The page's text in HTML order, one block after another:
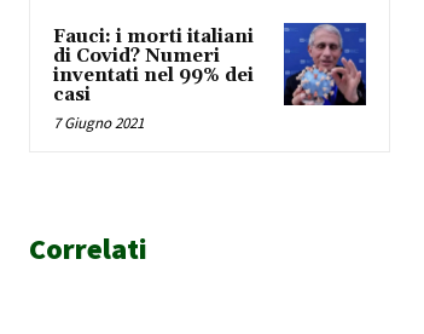
Fauci: i morti italiani
di Covid? Numeri
inventati nel 99% dei
casi
7 Giugno 2021
Correlati